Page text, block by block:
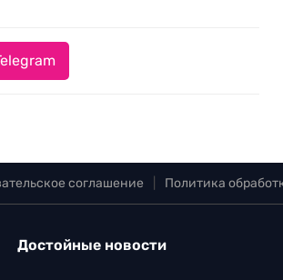
соглашение Политика
Достойные новости